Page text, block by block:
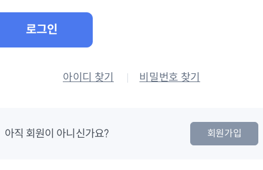
로그인
아이디 찾기 비밀번호 찾기
아직 회원이 아니신가요? 회원가입